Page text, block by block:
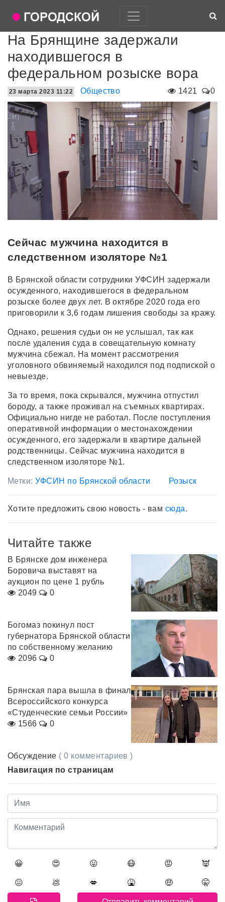
На Брянщине задержали
находившегося в
федеральном розыске вора
1421 0
23 марта 2023 11:22 Общество
Сейчас мужчина находится в
следственном изоляторе №1
В Брянской области сотрудники УФСИН задержали
осужденного, находившегося в федеральном
розыске более двух лет. В октябре 2020 года его
приговорили к 3,6 годам лишения свободы за кражу.
Однако, решения судьи он не услышал, так как
после удаления суда в совещательную комнату
мужчина сбежал. На момент рассмотрения
уголовного обвиняемый находился под подпиской о
невыезде.
За то время, пока скрывался, мужчина отпустил
бороду, а также проживал на съемных квартирах.
Официально нигде не работал. После поступления
оперативной информации о местонахождении
осужденного, его задержали в квартире дальней
родственницы. Сейчас мужчина находится в
следственном изоляторе №1.
Метки:УФСИН по Брянской области Розыск
Хотите предложить свою новость - вам сюда.
Читайте также
В Брянске дом инженера
Боровича выставят на
аукцион по цене 1 рубль
2049
0
Богомаз покинул пост
губернатора Брянской области
по собственному желанию
2096
0
Брянская пара вышла в финал
Всероссийского конкурса
«Студенческие семьи России»
1566
0
Обсуждение ( 0 комментариев )
Навигация по страницам
😀 😍 😛 😷 😡 👿
😖 💩 💋 🤮 🤑 🤫